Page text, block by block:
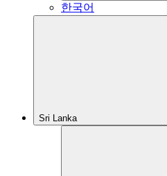
한국어
Sri Lanka